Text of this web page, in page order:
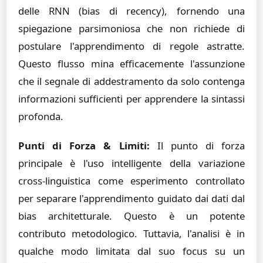
delle RNN (bias di recency), fornendo una
spiegazione parsimoniosa che non richiede di
postulare l'apprendimento di regole astratte.
Questo flusso mina efficacemente l'assunzione
che il segnale di addestramento da solo contenga
informazioni sufficienti per apprendere la sintassi
profonda.
Punti di Forza & Limiti: Il punto di forza
principale è l'uso intelligente della variazione
cross-linguistica come esperimento controllato
per separare l'apprendimento guidato dai dati dal
bias architetturale. Questo è un potente
contributo metodologico. Tuttavia, l'analisi è in
qualche modo limitata dal suo focus su un